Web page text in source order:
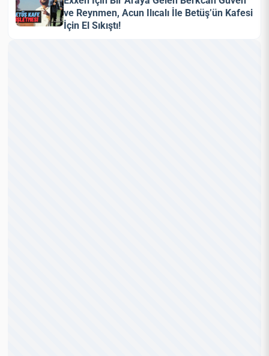
ve Reynmen, Acun Ilıcalı İle Betüş’ün Kafesi
İçin El Sıkıştı!